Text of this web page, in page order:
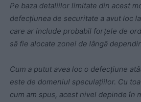
Pe baza detaliilor limitate din acest
defecțiunea de securitate a avut loc
care ar include probabil forțele de
să fie alocate zonei de lângă
Cum a putut avea loc o defecțiune
este de domeniul speculațiilor. Cu
cum am spus, acest nivel depinde în